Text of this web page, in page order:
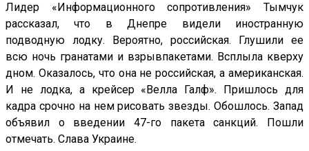
Лидер «Информационного сопротивления» Тымчук
рассказал, что в Днепре видели иностранную
подводную лодку. Вероятно, российская. Глушили ее
всю ночь гранатами и взрывпакетами. Всплыла кверху
дном. Оказалось, что она не российская, а американская.
И не лодка, а крейсер «Велла Галф». Пришлось для
кадра срочно на нем рисовать звезды. Обошлось. Запад
объявил о введении 47-го пакета санкций. Пошли
отмечать. Слава Украине.